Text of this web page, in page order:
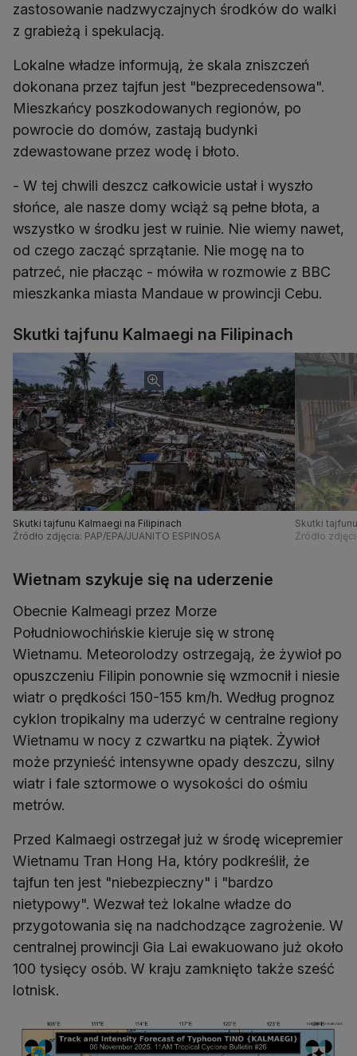
zastosowanie nadzwyczajnych środków do walki
z grabieżą i spekulacją.
Lokalne władze informują, że skala zniszczeń
dokonana przez tajfun jest "bezprecedensowa".
Mieszkańcy poszkodowanych regionów, po
powrocie do domów, zastają budynki
zdewastowane przez wodę i błoto.
- W tej chwili deszcz całkowicie ustał i wyszło
słońce, ale nasze domy wciąż są pełne błota, a
wszystko w środku jest w ruinie. Nie wiemy nawet,
od czego zacząć sprzątanie. Nie mogę na to
patrzeć, nie płacząc - mówiła w rozmowie z BBC
mieszkanka miasta Mandaue w prowincji Cebu.
Skutki tajfunu Kalmaegi na Filipinach
Skutki tajfunu Kalmaegi na Filipinach
Źródło zdjęcia: PAP/EPA/JUANITO ESPINOSA
Skutki
Źródło
Wietnam szykuje się na uderzenie
Obecnie Kalmeagi przez Morze
Południowochińskie kieruje się w stronę
Wietnamu. Meteorolodzy ostrzegają, że żywioł po
opuszczeniu Filipin ponownie się wzmocnił i niesie
wiatr o prędkości 150-155 km/h. Według prognoz
cyklon tropikalny ma uderzyć w centralne regiony
Wietnamu w nocy z czwartku na piątek. Żywioł
może przynieść intensywne opady deszczu, silny
wiatr i fale sztormowe o wysokości do ośmiu
metrów.
Przed Kalmaegi ostrzegał już w środę wicepremier
Wietnamu Tran Hong Ha, który podkreślił, że
tajfun ten jest "niebezpieczny" i "bardzo
nietypowy". Wezwał też lokalne władze do
przygotowania się na nadchodzące zagrożenie. W
centralnej prowincji Gia Lai ewakuowano już około
100 tysięcy osób. W kraju zamknięto także sześć
lotnisk.